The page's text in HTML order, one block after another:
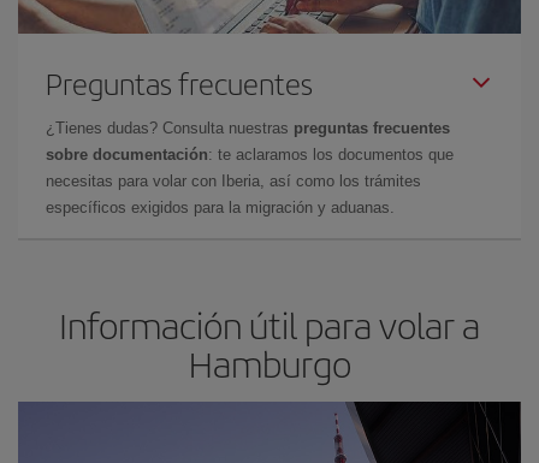
Preguntas frecuentes
¿Tienes dudas? Consulta nuestras preguntas frecuentes
sobre documentación: te aclaramos los documentos que
necesitas para volar con Iberia, así como los trámites
específicos exigidos para la migración y aduanas.
Información útil para volar a
Hamburgo